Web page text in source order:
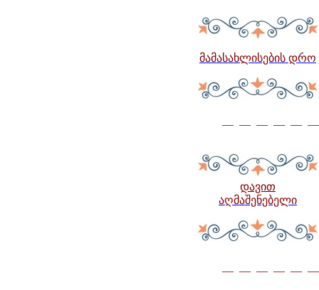
მამასახლისების დრო
— — — — —
დავით
აღმაშენებელი
— — — — —